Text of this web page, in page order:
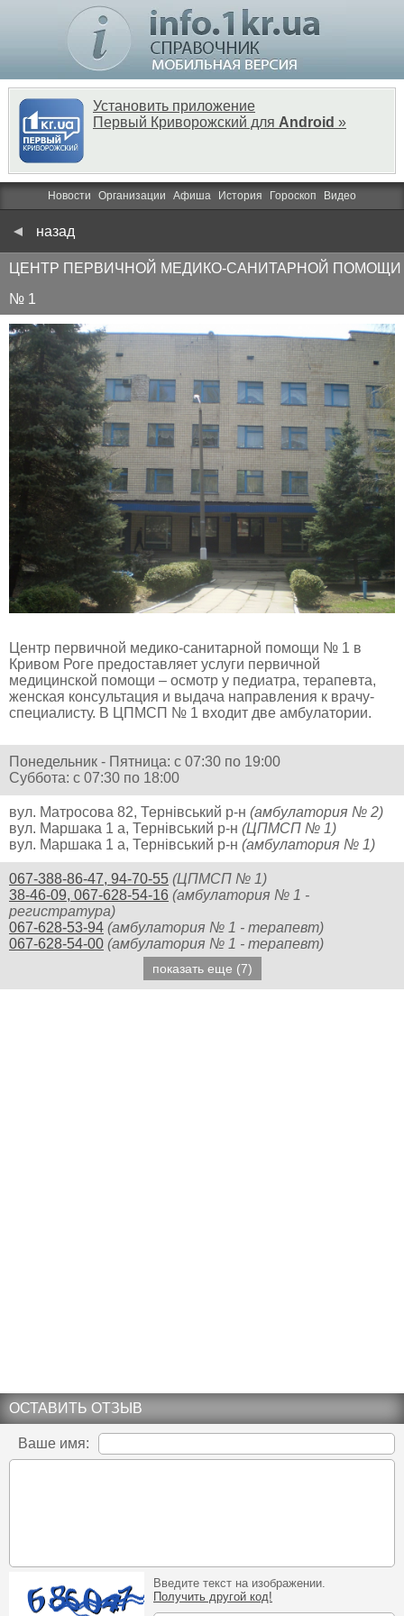
Установить приложение
Первый Криворожский для Android »
Новости Организации Афиша История Гороскоп Видео
назад
ЦЕНТР ПЕРВИЧНОЙ МЕДИКО-САНИТАРНОЙ ПОМОЩИ
№ 1
Центр первичной медико-санитарной помощи № 1 в
Кривом Роге предоставляет услуги первичной
медицинской помощи – осмотр у педиатра, терапевта,
женская консультация и выдача направления к врачу-
специалисту. В ЦПМСП № 1 входит две амбулатории.
Понедельник - Пятница: с 07:30 по 19:00
Суббота: с 07:30 по 18:00
вул. Матросова 82, Тернівський р-н (амбулатория № 2)
вул. Маршака 1 а, Тернівський р-н (ЦПМСП № 1)
вул. Маршака 1 а, Тернівський р-н (амбулатория № 1)
067-388-86-47, 94-70-55 (ЦПМСП № 1)
38-46-09, 067-628-54-16 (амбулатория № 1 -
регистратура)
067-628-53-94 (амбулатория № 1 - терапевт)
067-628-54-00 (амбулатория № 1 - терапевт)
показать еще (7)
ОСТАВИТЬ ОТЗЫВ
Ваше имя:
Введите текст на изображении.
Получить другой код!